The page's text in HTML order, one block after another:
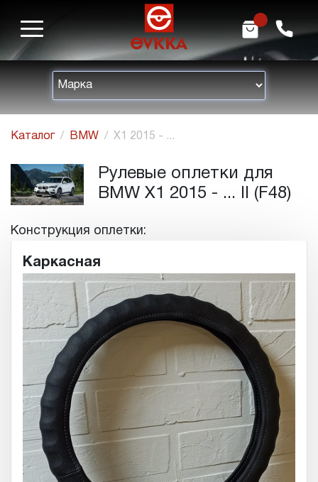
h m
Каталог BMW X1 2015 - ...
Рулевые оплетки для
BMW X1 2015 - ... II (F48)
Конструкция оплетки:
Каркасная